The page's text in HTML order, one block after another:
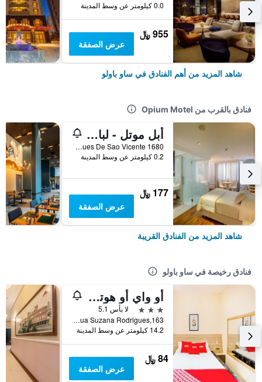
0.0 كيلومتر عن وسط المدينة
955 ﷼
عرض الصفقة
شاهد المزيد من أهم الفنادق في ساو باولو
فنادق بالقرب من Opium Motel
أبل موتل - لبالغين فقط
Avenida Marques De Sao Vicente 1680, ساو باولو, البرازيل
0.2 كيلومتر عن وسط المدينة
177 ﷼
عرض الصفقة
شاهد المزيد من الفنادق القريبة
فنادق رخيصة في ساو باولو
أو واي أو هوتل إيتارانت يم، نياو باولو
3 نجوم
لا بأس 5.1
Rua Suzana Rodrigues,163, ساو باولو, البرازيل
14.2 كيلومتر عن وسط المدينة
84 ﷼
عرض الصفقة